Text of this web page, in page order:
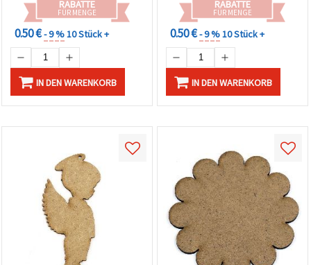
RABATTE
FÜR MENGE
0.50 €- 9 %10 Stück +
IN DEN WARENKORB
RABATTE
FÜR MENGE
0.50 €- 9 %10 Stück +
IN DEN WARENKORB